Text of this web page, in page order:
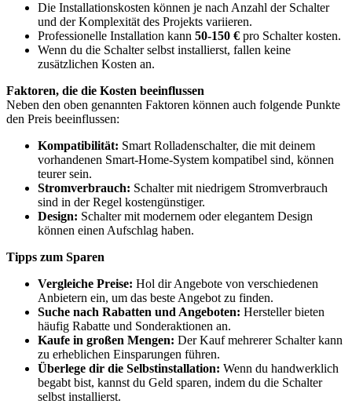
Die Installationskosten können je nach Anzahl der Schalter
und der Komplexität des Projekts variieren.
Professionelle Installation kann 50-150 € pro Schalter kosten.
Wenn du die Schalter selbst installierst, fallen keine
zusätzlichen Kosten an.
Faktoren, die die Kosten beeinflussen
Neben den oben genannten Faktoren können auch folgende Punkte
den Preis beeinflussen:
Kompatibilität: Smart Rolladenschalter, die mit deinem
vorhandenen Smart-Home-System kompatibel sind, können
teurer sein.
Stromverbrauch: Schalter mit niedrigem Stromverbrauch
sind in der Regel kostengünstiger.
Design: Schalter mit modernem oder elegantem Design
können einen Aufschlag haben.
Tipps zum Sparen
Vergleiche Preise: Hol dir Angebote von verschiedenen
Anbietern ein, um das beste Angebot zu finden.
Suche nach Rabatten und Angeboten: Hersteller bieten
häufig Rabatte und Sonderaktionen an.
Kaufe in großen Mengen: Der Kauf mehrerer Schalter kann
zu erheblichen Einsparungen führen.
Überlege dir die Selbstinstallation: Wenn du handwerklich
begabt bist, kannst du Geld sparen, indem du die Schalter
selbst installierst.